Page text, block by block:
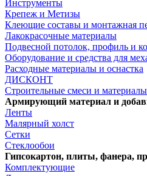
Инструменты
Крепеж и Метизы
Клеющие составы и монтажная
Лакокрасочные материалы
Подвесной потолок, профиль и
Оборудование и средства для
Расходные материалы и оснастка
ДИСКОНТ
Строительные смеси и материалы
Армирующий материал и
Ленты
Малярный холст
Сетки
Стеклообои
Гипсокартон, плиты, фанера,
Комплектующие